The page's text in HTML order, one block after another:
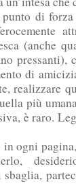
di
(anche
di
realizzare
più
è raro.
ogni